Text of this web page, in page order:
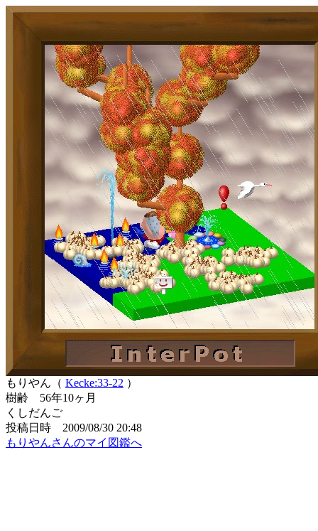
もりやん（ Kecke:33-22 ）
樹齢 56年10ヶ月
くしだんご
投稿日時 2009/08/30 20:48
もりやんさんのマイ図鑑へ